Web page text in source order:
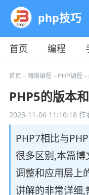
php技巧
首页 编程
教程
平面
首页 > 网络编程 > PHP编程 >
PHP5的版本
2023-11-06 11:16:18作
PHP7相比与
很多区别,本篇
调整和应用层上
讲解的非常详细